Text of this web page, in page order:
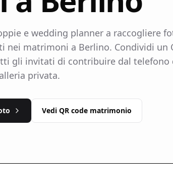
e wedding planner a raccogliere
nei matrimoni a Berlino. Condividi un
gli invitati di contribuire dal telefono
privata.
Vedi QR code matrimonio